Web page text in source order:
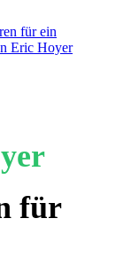
für ein
Eric Hoyer
für